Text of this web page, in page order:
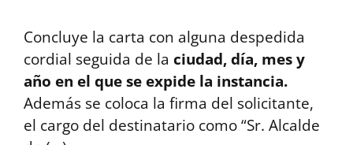
Concluye la carta con alguna despedida
cordial seguida de la ciudad, día, mes y
año en el que se expide la instancia.
Además se coloca la firma del solicitante,
el cargo del destinatario como “Sr. Alcalde